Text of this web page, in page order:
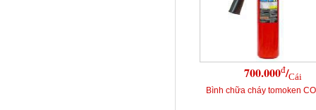
700.000đ/Cái
Bình chữa cháy tomoken